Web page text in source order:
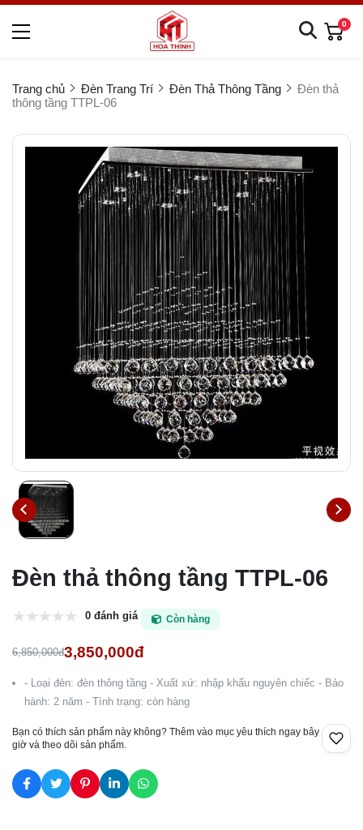
0
Trang chủ Đèn Trang Trí Đèn Thả Thông Tầng
Đèn thả
thông tầng TTPL-06
Đèn thả thông tầng TTPL-06
0 đánh giá Còn hàng
6,850,000đ3,850,000đ
- Loại đèn: đèn thông tầng - Xuất xứ: nhập khẩu nguyên chiếc - Bảo
hành: 2 năm - Tình trạng: còn hàng
Bạn có thích sản phẩm này không? Thêm vào mục yêu thích ngay bây
giờ và theo dõi sản phẩm.